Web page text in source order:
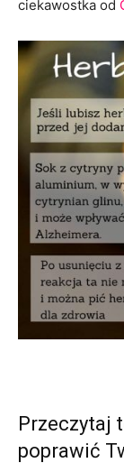
ciekawostka od
Przeczytaj
poprawić